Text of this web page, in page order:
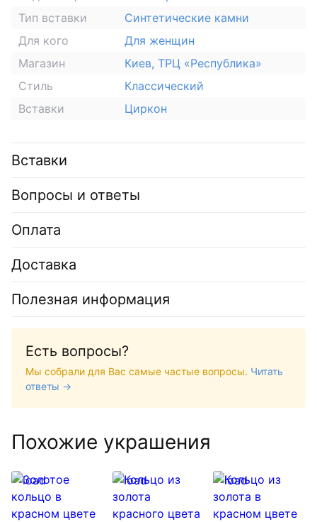
Тип вставки
Синтетические камни
Для кого
Для женщин
Магазин
Киев, ТРЦ «Республика»
Стиль
Классический
Вставки
Циркон
Вставки
Вопросы и ответы
Оплата
Доставка
Полезная информация
Есть вопросы?
Мы собрали для Вас самые частые вопросы. Читать
ответы →
Похожие украшения